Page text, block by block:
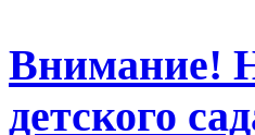
Внимание!
детского